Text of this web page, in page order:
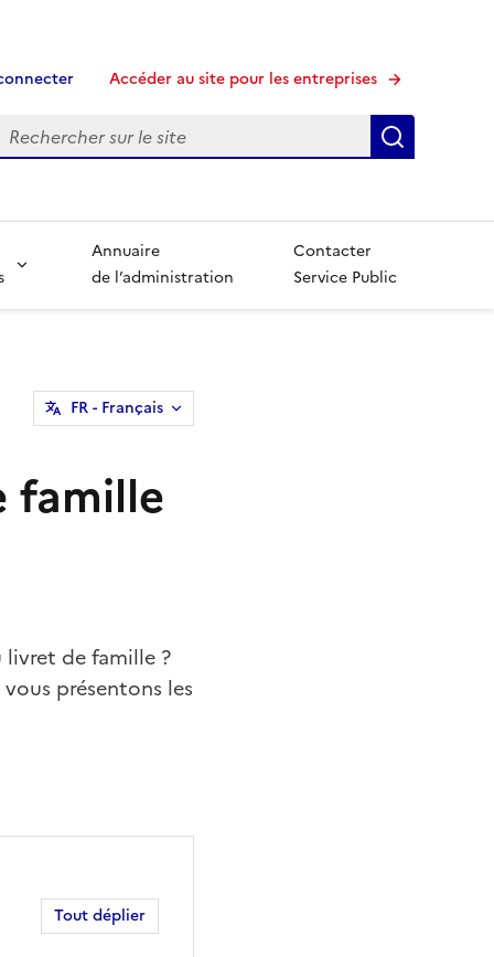
Accéder au site pour les entreprises
Recherche
Annuaire
de l’administration
Contacter
Service Public
FR- Français
famille
livret de famille ?
présentons les
Tout déplier